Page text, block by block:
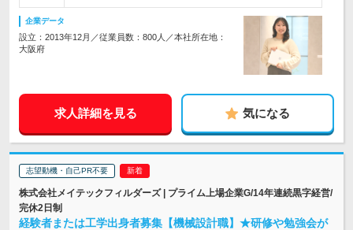
企業データ
設立：2013年12月／従業員数：800人／本社所在地：
大阪府
求人詳細を見る 気になる
志望動機・自己PR不要
株式会社メイテックフィルダーズ | プライム上場企業G/14年連続黒字経営/
完休2日制
経験者または工学出身者募集【機械設計職】★研修や勉強会が